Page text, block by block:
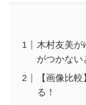
木村友美が
がつかない
【画像比
る！